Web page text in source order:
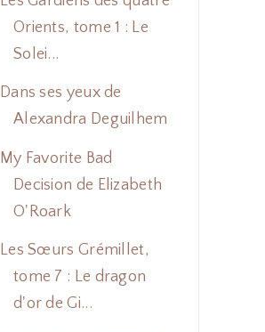
Orients, tome 1 : Le
Solei...
Dans ses yeux de
Alexandra Deguilhem
My Favorite Bad
Decision de Elizabeth
O'Roark
Les Sœurs Grémillet,
tome 7 : Le dragon
d'or de Gi...